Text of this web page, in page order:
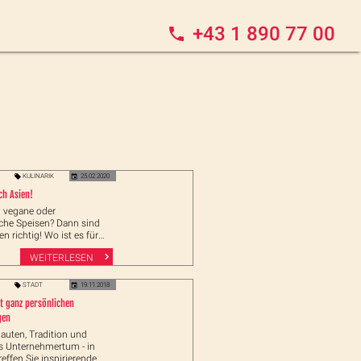
+43 1 890 77 00
KULINARIK 25.02.2020
Asien!
vegane oder
Speisen? Dann sind
richtig! Wo ist es für
ganz einfach und wo
besser acht?
WEITERLESEN
STADT 19.11.2018
ganz persönlichen
Tradition und
Unternehmertum - in
Sie inspirierende